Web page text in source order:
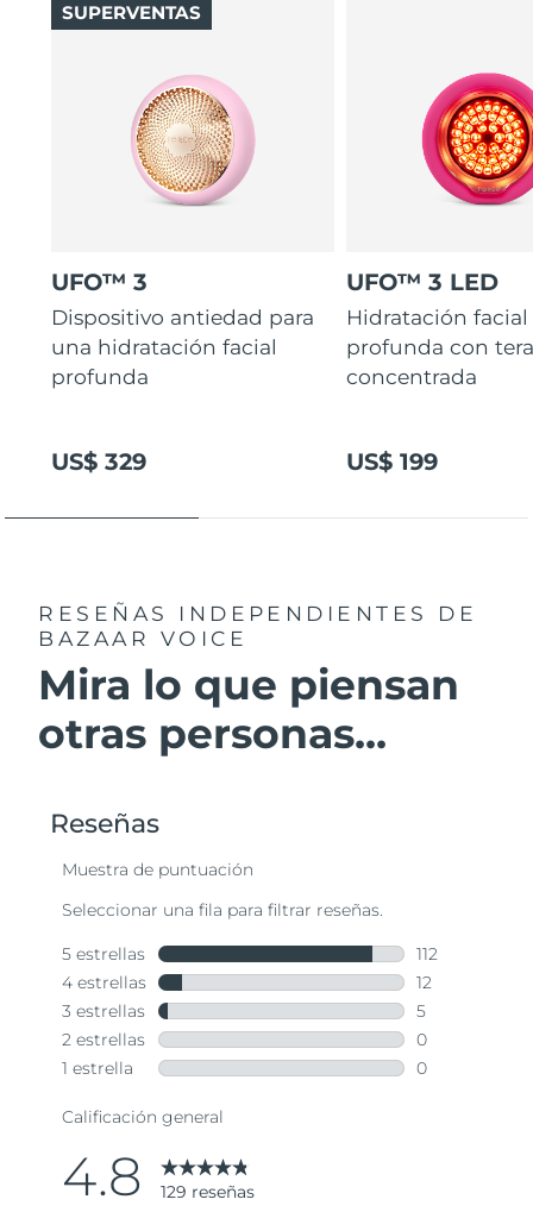
UFO™ 3
Dispositivo antiedad para
una hidratación facial
profunda
US$ 329
SUPERVENTAS
UFO™ 3 LED
Hidratación facial
profunda con
concentrada
US$ 199
RESEÑAS INDEPENDIENTES
DE
BAZAAR VOICE
Mira lo que piensan
otras personas...